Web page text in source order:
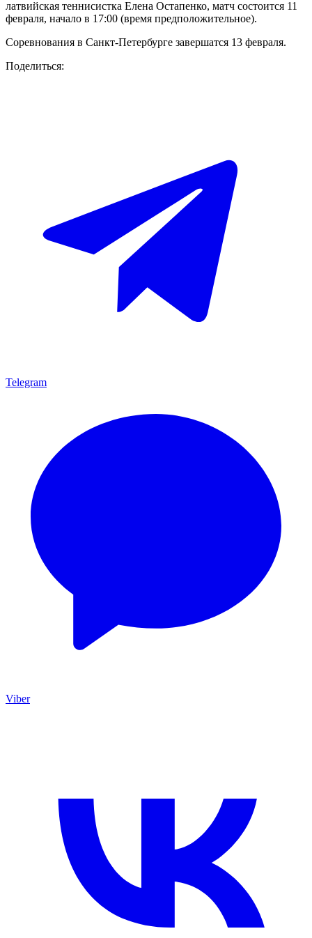
латвийская теннисистка Елена Остапенко, матч состоится 11
февраля, начало в 17:00 (время предположительное).
Соревнования в Санкт-Петербурге завершатся 13 февраля.
Поделиться:
Telegram
Viber